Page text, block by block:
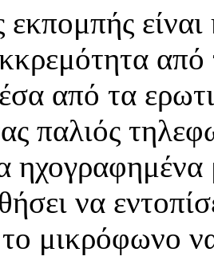
από τα
παλιός
ηχογραφημένα
να
το μικρόφωνο